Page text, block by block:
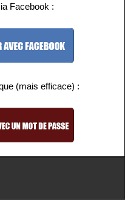
Facebook :
(mais efficace) :